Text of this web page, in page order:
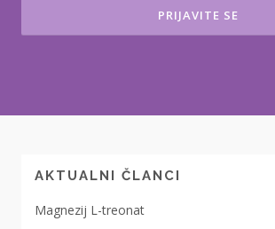
AKTUALNI ČLANCI
Magnezij L-treonat